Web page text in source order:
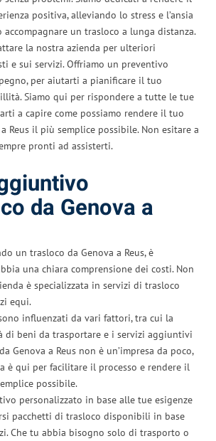
positiva, alleviando lo stress e l’ansia
accompagnare un trasloco a lunga distanza.
la nostra azienda per ulteriori
e sui servizi. Offriamo un preventivo
per aiutarti a pianificare il tuo
Siamo qui per rispondere a tutte le tue
a capire come possiamo rendere il tuo
Reus il più semplice possibile. Non esitare a
pronti ad assisterti.
da Genova a
un trasloco da Genova a Reus, è
una chiara comprensione dei costi. Non
è specializzata in servizi di trasloco
equi.
influenzati da vari fattori, tra cui la
di beni da trasportare e i servizi aggiuntivi
Genova a Reus non è un’impresa da poco,
è qui per facilitare il processo e rendere il
possibile.
personalizzato in base alle tue esigenze
pacchetti di trasloco disponibili in base
Che tu abbia bisogno solo di trasporto o